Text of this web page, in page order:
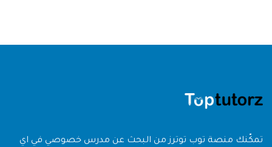
تمكّنك منصة توب توترز من البحث عن مدرس خصوصي في اي